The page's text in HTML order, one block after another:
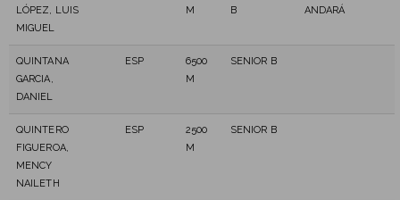
LÓPEZ, LUIS
MIGUEL
M
B
ANDARÁ
QUINTANA
GARCIA,
DANIEL
ESP
6500
M
SENIOR B
QUINTERO
FIGUEROA,
MENCY
NAILETH
ESP
2500
M
SENIOR B